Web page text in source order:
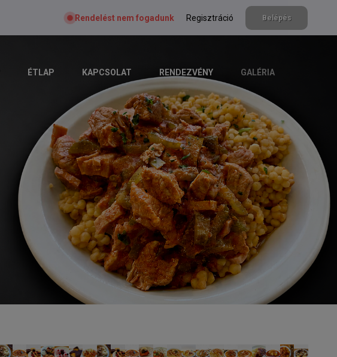
Rendelést nem fogadunk Regisztráció Belépés
ÉTLAP KAPCSOLAT RENDEZVÉNY GALÉRIA